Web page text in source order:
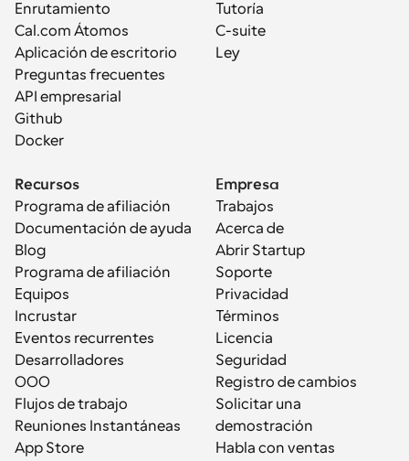
Enrutamiento
Cal.com Átomos
Aplicación de escritorio
Preguntas frecuentes
API empresarial
Github
Docker
Tutoría
C-suite
Ley
Recursos
Programa de afiliación
Documentación de ayuda
Blog
Programa de afiliación
Equipos
Incrustar
Eventos recurrentes
Desarrolladores
OOO
Flujos de trabajo
Reuniones Instantáneas
App Store
Empresa
Trabajos
Acerca de
Abrir Startup
Soporte
Privacidad
Términos
Licencia
Seguridad
Registro de cambios
Solicitar una
demostración
Habla con ventas